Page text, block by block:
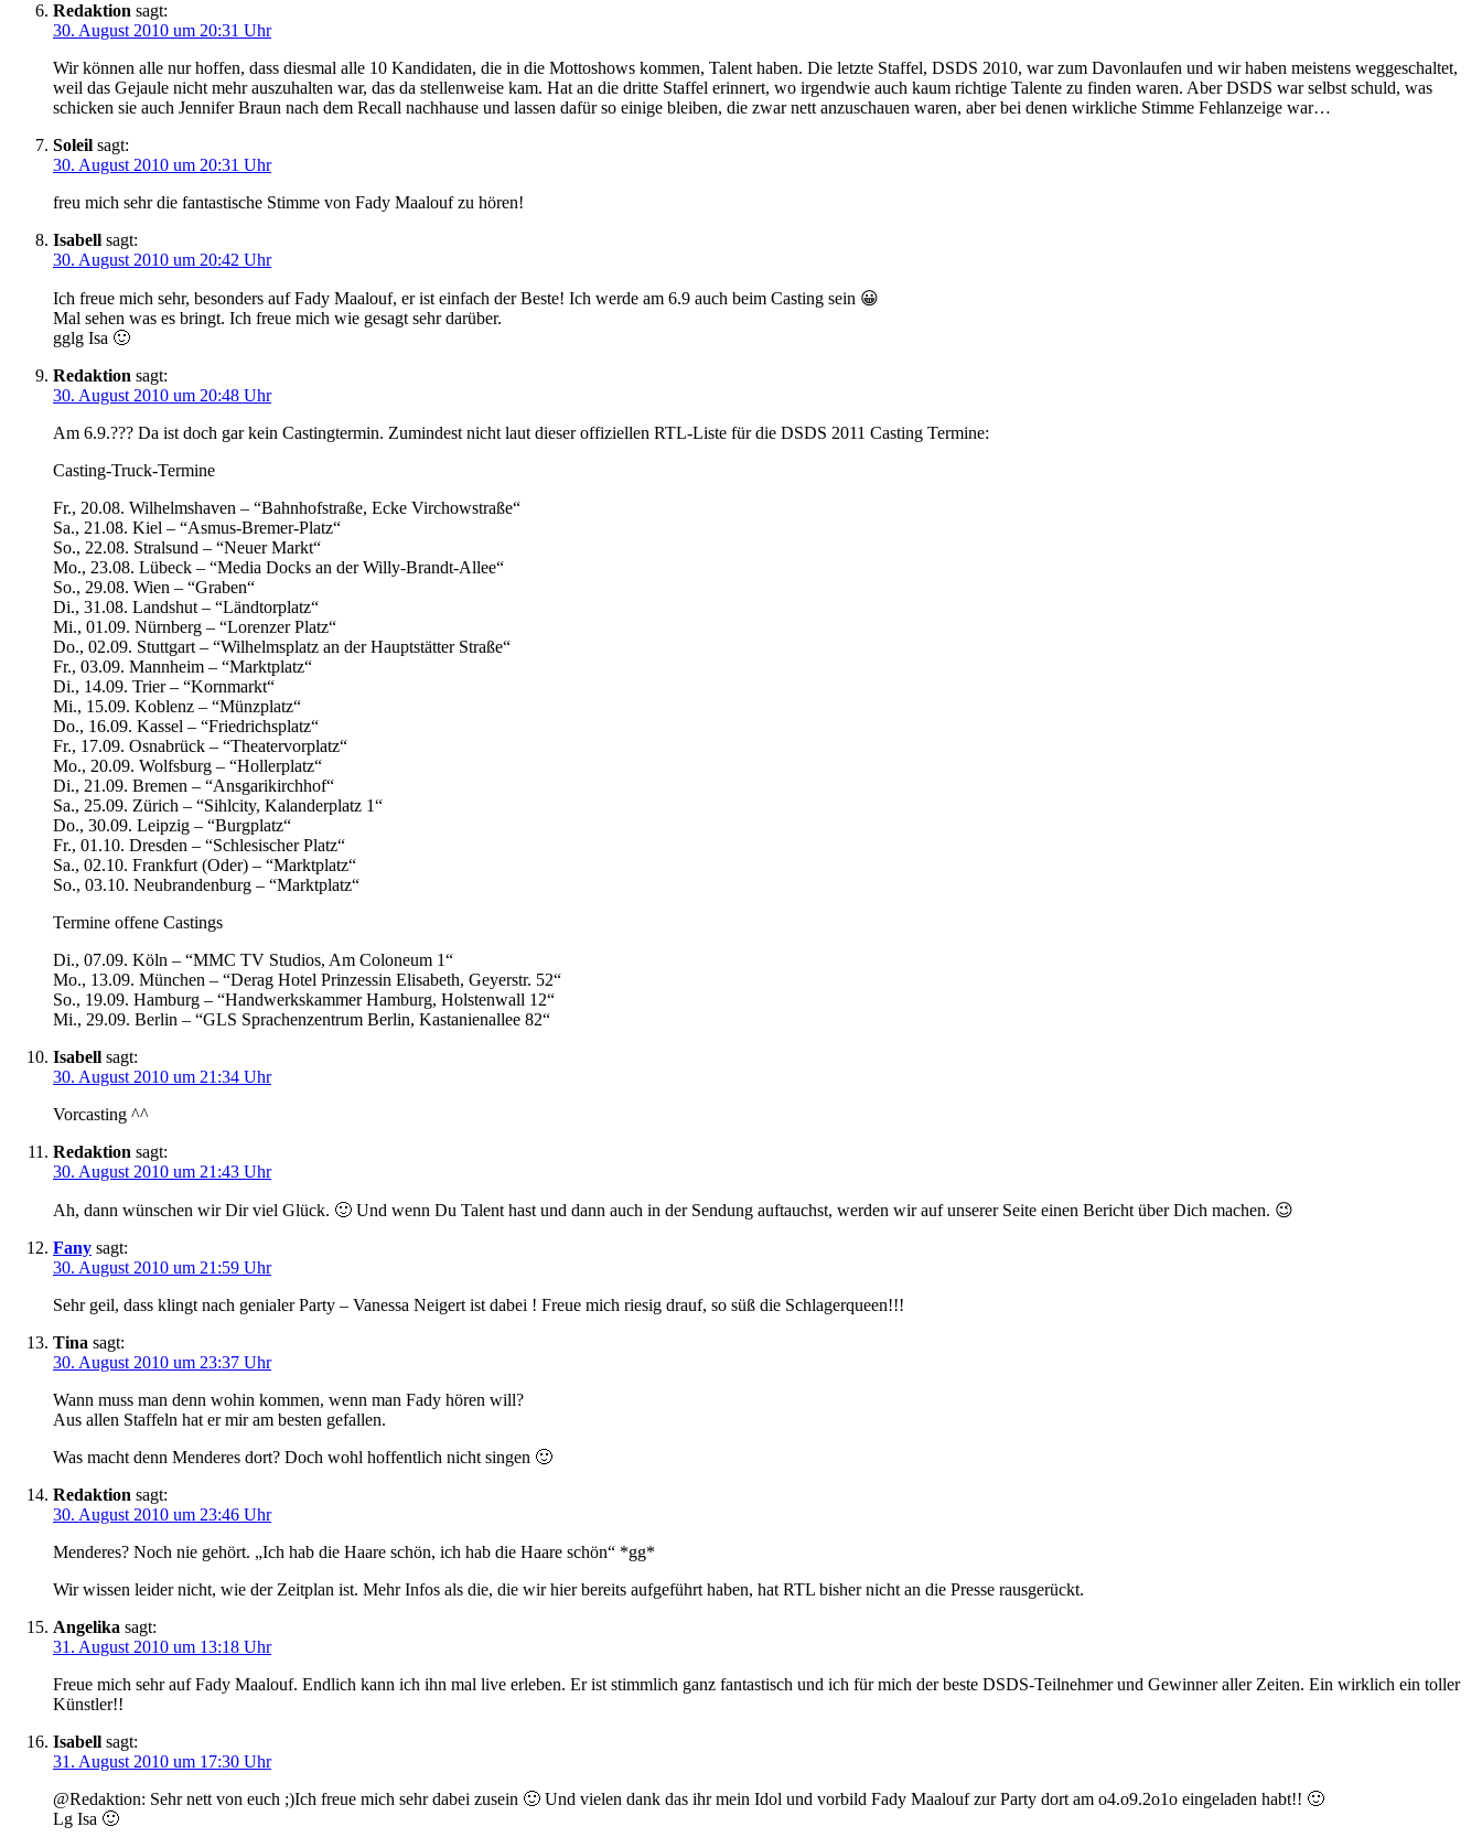
Redaktion sagt:
30. August 2010 um 20:31 Uhr
Wir können alle nur hoffen, dass diesmal alle 10 Kandidaten, die in die Mottoshows kommen, Talent haben. Die letzte Staffel, DSDS 2010, war zum Davonlaufen und wir haben meistens weggeschaltet,
weil das Gejaule nicht mehr auszuhalten war, das da stellenweise kam. Hat an die dritte Staffel erinnert, wo irgendwie auch kaum richtige Talente zu finden waren. Aber DSDS war selbst schuld, was
schicken sie auch Jennifer Braun nach dem Recall nachhause und lassen dafür so einige bleiben, die zwar nett anzuschauen waren, aber bei denen wirkliche Stimme Fehlanzeige war…
Soleil sagt:
30. August 2010 um 20:31 Uhr
freu mich sehr die fantastische Stimme von Fady Maalouf zu hören!
Isabell sagt:
30. August 2010 um 20:42 Uhr
Ich freue mich sehr, besonders auf Fady Maalouf, er ist einfach der Beste! Ich werde am 6.9 auch beim Casting sein 😀
Mal sehen was es bringt. Ich freue mich wie gesagt sehr darüber.
gglg Isa 🙂
Redaktion sagt:
30. August 2010 um 20:48 Uhr
Am 6.9.??? Da ist doch gar kein Castingtermin. Zumindest nicht laut dieser offiziellen RTL-Liste für die DSDS 2011 Casting Termine:
Casting-Truck-Termine
Fr., 20.08. Wilhelmshaven – “Bahnhofstraße, Ecke Virchowstraße“
Sa., 21.08. Kiel – “Asmus-Bremer-Platz“
So., 22.08. Stralsund – “Neuer Markt“
Mo., 23.08. Lübeck – “Media Docks an der Willy-Brandt-Allee“
So., 29.08. Wien – “Graben“
Di., 31.08. Landshut – “Ländtorplatz“
Mi., 01.09. Nürnberg – “Lorenzer Platz“
Do., 02.09. Stuttgart – “Wilhelmsplatz an der Hauptstätter Straße“
Fr., 03.09. Mannheim – “Marktplatz“
Di., 14.09. Trier – “Kornmarkt“
Mi., 15.09. Koblenz – “Münzplatz“
Do., 16.09. Kassel – “Friedrichsplatz“
Fr., 17.09. Osnabrück – “Theatervorplatz“
Mo., 20.09. Wolfsburg – “Hollerplatz“
Di., 21.09. Bremen – “Ansgarikirchhof“
Sa., 25.09. Zürich – “Sihlcity, Kalanderplatz 1“
Do., 30.09. Leipzig – “Burgplatz“
Fr., 01.10. Dresden – “Schlesischer Platz“
Sa., 02.10. Frankfurt (Oder) – “Marktplatz“
So., 03.10. Neubrandenburg – “Marktplatz“
Termine offene Castings
Di., 07.09. Köln – “MMC TV Studios, Am Coloneum 1“
Mo., 13.09. München – “Derag Hotel Prinzessin Elisabeth, Geyerstr. 52“
So., 19.09. Hamburg – “Handwerkskammer Hamburg, Holstenwall 12“
Mi., 29.09. Berlin – “GLS Sprachenzentrum Berlin, Kastanienallee 82“
Isabell sagt:
30. August 2010 um 21:34 Uhr
Vorcasting ^^
Redaktion sagt:
30. August 2010 um 21:43 Uhr
Ah, dann wünschen wir Dir viel Glück. 🙂 Und wenn Du Talent hast und dann auch in der Sendung auftauchst, werden wir auf unserer Seite einen Bericht über Dich machen. 😉
Fany sagt:
30. August 2010 um 21:59 Uhr
Sehr geil, dass klingt nach genialer Party – Vanessa Neigert ist dabei ! Freue mich riesig drauf, so süß die Schlagerqueen!!!
Tina sagt:
30. August 2010 um 23:37 Uhr
Wann muss man denn wohin kommen, wenn man Fady hören will?
Aus allen Staffeln hat er mir am besten gefallen.
Was macht denn Menderes dort? Doch wohl hoffentlich nicht singen 🙂
Redaktion sagt:
30. August 2010 um 23:46 Uhr
Menderes? Noch nie gehört. „Ich hab die Haare schön, ich hab die Haare schön“ *gg*
Wir wissen leider nicht, wie der Zeitplan ist. Mehr Infos als die, die wir hier bereits aufgeführt haben, hat RTL bisher nicht an die Presse rausgerückt.
Angelika sagt:
31. August 2010 um 13:18 Uhr
Freue mich sehr auf Fady Maalouf. Endlich kann ich ihn mal live erleben. Er ist stimmlich ganz fantastisch und ich für mich der beste DSDS-Teilnehmer und Gewinner aller Zeiten. Ein wirklich ein toller
Künstler!!
Isabell sagt:
31. August 2010 um 17:30 Uhr
@Redaktion: Sehr nett von euch ;)Ich freue mich sehr dabei zusein 🙂 Und vielen dank das ihr mein Idol und vorbild Fady Maalouf zur Party dort am o4.o9.2o1o eingeladen habt!! 🙂
Lg Isa 🙂